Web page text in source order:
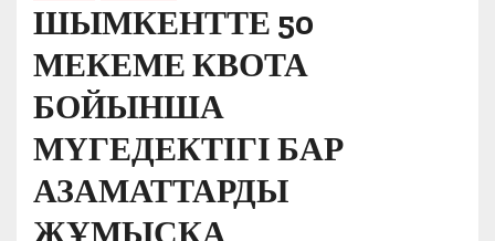
ШЫМКЕНТТЕ 50
МЕКЕМЕ КВОТА
БОЙЫНША
МҮГЕДЕКТІГІ БАР
АЗАМАТТАРДЫ
ЖҰМЫСҚА